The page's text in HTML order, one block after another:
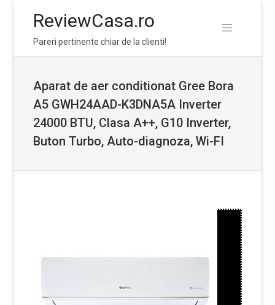
ReviewCasa.ro
Pareri pertinente chiar de la clienti!
Aparat de aer conditionat Gree Bora
A5 GWH24AAD-K3DNA5A Inverter
24000 BTU, Clasa A++, G10 Inverter,
Buton Turbo, Auto-diagnoza, Wi-FI